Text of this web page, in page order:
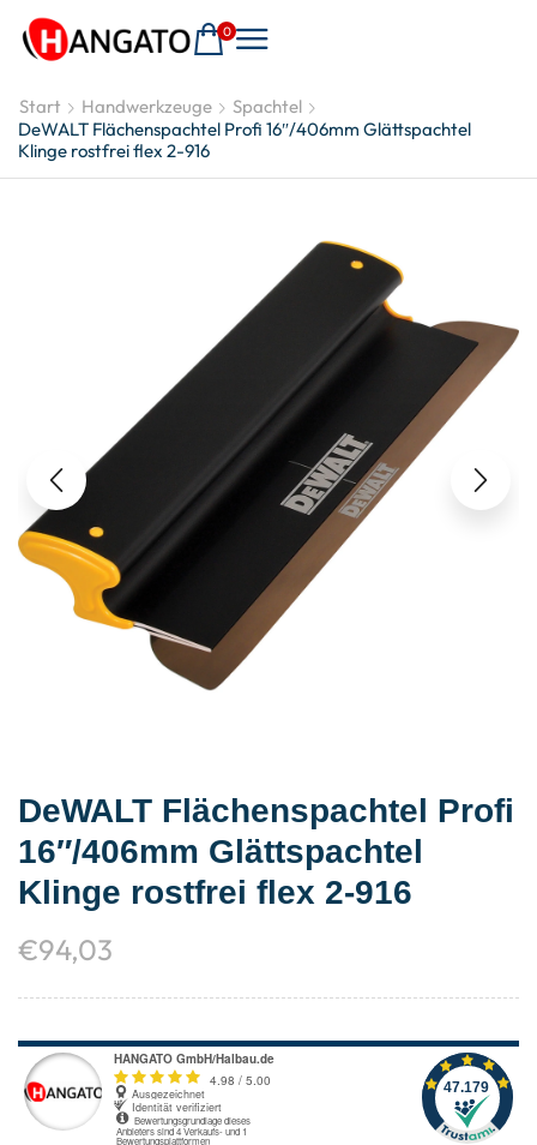
0
Start Handwerkzeuge
Spachtel
DeWALT Flächenspachtel Profi 16″/406mm Glättspachtel
Klinge rostfrei flex 2-916
DeWALT Flächenspachtel Profi
16″/406mm Glättspachtel
Klinge rostfrei flex 2-916
€94,03